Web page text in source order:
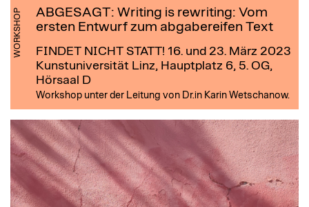
WORKSHOP
ABGESAGT: Writing is rewriting: Vom
ersten Entwurf zum abgabereifen Text
FINDET NICHT STATT! 16. und 23. März 2023
Kunstuniversität Linz, Hauptplatz 6, 5. OG,
Hörsaal D
Workshop unter der Leitung von Dr.in Karin Wetschanow.